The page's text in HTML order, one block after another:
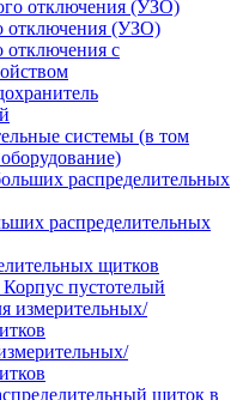
отключения (УЗО)
отключения с
системы (в том
распределительных
щитков
Корпус пустотелый